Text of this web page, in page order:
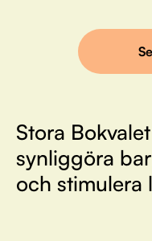
Stora
synliggöra
och stimulera